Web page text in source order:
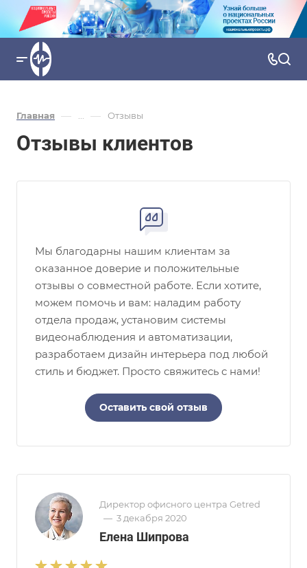
Главная — ... — Отзывы
Отзывы клиентов
Мы благодарны нашим клиентам за
оказанное доверие и положительные
отзывы о совместной работе. Если хотите,
можем помочь и вам: наладим работу
отдела продаж, установим системы
видеонаблюдения и автоматизации,
разработаем дизайн интерьера под любой
стиль и бюджет. Просто свяжитесь с нами!
Оставить свой отзыв
Директор офисного центра Getred
— 3 декабря 2020
Елена Шипрова